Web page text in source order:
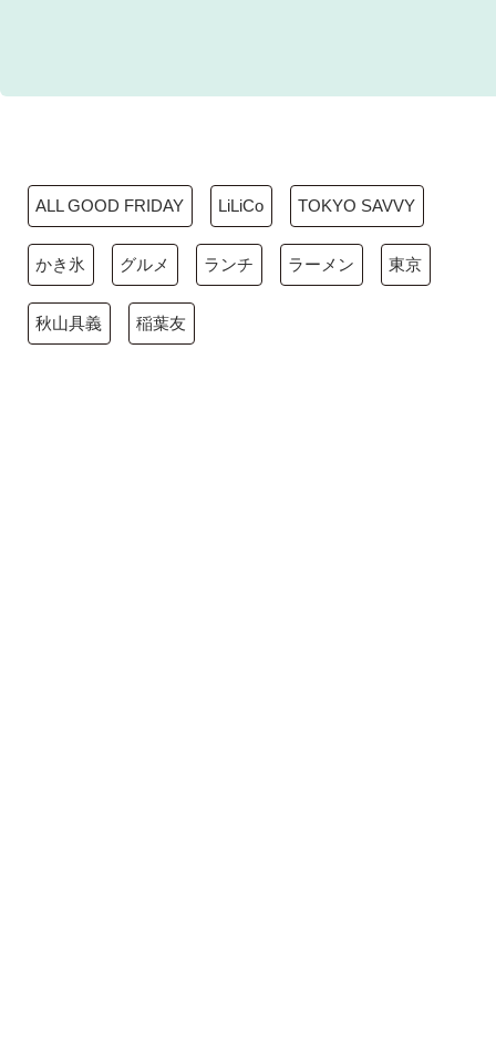
ALL GOOD FRIDAY LiLiCo TOKYO SAVVY
かき氷 グルメ ランチ ラーメン 東京
秋山具義 稲葉友